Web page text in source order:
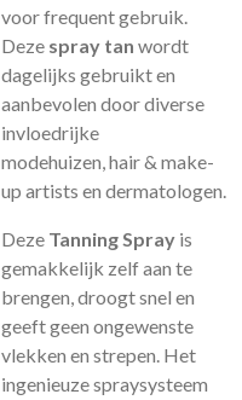
voor frequent gebruik.
Deze spray tan wordt
dagelijks gebruikt en
aanbevolen door diverse
invloedrijke
modehuizen, hair & make-
up artists en dermatologen.
Deze Tanning Spray is
gemakkelijk zelf aan te
brengen, droogt snel en
geeft geen ongewenste
vlekken en strepen. Het
ingenieuze spraysysteem